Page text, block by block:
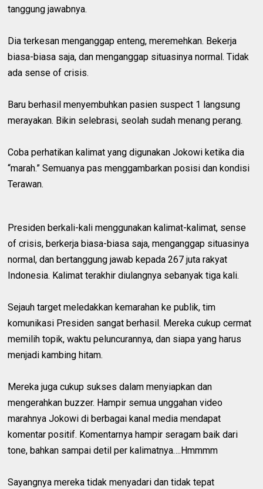
tanggung jawabnya.
Dia terkesan menganggap enteng, meremehkan. Bekerja
biasa-biasa saja, dan menganggap situasinya normal. Tidak
ada sense of crisis.
Baru berhasil menyembuhkan pasien suspect 1 langsung
merayakan. Bikin selebrasi, seolah sudah menang perang.
Coba perhatikan kalimat yang digunakan Jokowi ketika dia
“marah.” Semuanya pas menggambarkan posisi dan kondisi
Terawan.
Presiden berkali-kali menggunakan kalimat-kalimat, sense
of crisis, berkerja biasa-biasa saja, menganggap situasinya
normal, dan bertanggung jawab kepada 267 juta rakyat
Indonesia. Kalimat terakhir diulangnya sebanyak tiga kali.
Sejauh target meledakkan kemarahan ke publik, tim
komunikasi Presiden sangat berhasil. Mereka cukup cermat
memilih topik, waktu peluncurannya, dan siapa yang harus
menjadi kambing hitam.
Mereka juga cukup sukses dalam menyiapkan dan
mengerahkan buzzer. Hampir semua unggahan video
marahnya Jokowi di berbagai kanal media mendapat
komentar positif. Komentarnya hampir seragam baik dari
tone, bahkan sampai detil per kalimatnya….Hmmmm
Sayangnya mereka tidak menyadari dan tidak tepat